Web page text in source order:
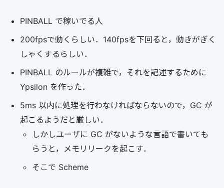
PINBALL で稼いでる人
200fpsで動くらしい．140fpsを下回ると，動きがぎく
しゃくするらしい．
PINBALL のルールが複雑で，それを記述するために
Ypsilon を作った．
5ms 以内に処理を行わなければならないので，GC が
起こるようだと厳しい．
しかしユーザに GC がないような言語で書いても
らうと，メモリリークを起こす．
そこで Scheme